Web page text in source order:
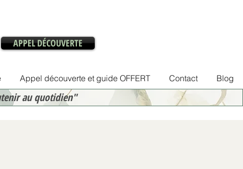
APPEL DÉCOUVERTE
Appel découverte et guide OFFERT Contact Blog
au quotidien"